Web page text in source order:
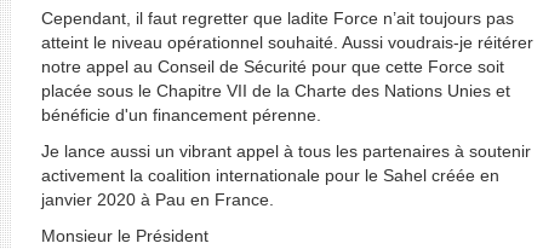
Cependant, il faut regretter que ladite Force n’ait toujours pas
atteint le niveau opérationnel souhaité. Aussi voudrais-je réitérer
notre appel au Conseil de Sécurité pour que cette Force soit
placée sous le Chapitre VII de la Charte des Nations Unies et
bénéficie d'un financement pérenne.
Je lance aussi un vibrant appel à tous les partenaires à soutenir
activement la coalition internationale pour le Sahel créée en
janvier 2020 à Pau en France.
Monsieur le Président